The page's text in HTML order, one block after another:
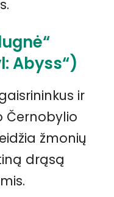
Abyss“)
ir
Černobylio
žmonių
drąsą